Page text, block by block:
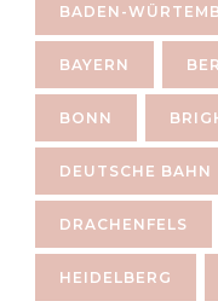
BADEN-
BAYERN
BONN
DEUTSCHE BAHN
DRACHENFELS
HEIDELBERG